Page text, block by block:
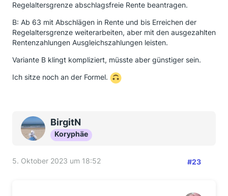
Regelaltersgrenze abschlagsfreie Rente beantragen.
B: Ab 63 mit Abschlägen in Rente und bis Erreichen der
Regelaltersgrenze weiterarbeiten, aber mit den ausgezahlten
Rentenzahlungen Ausgleichszahlungen leisten.
Variante B klingt kompliziert, müsste aber günstiger sein.
Ich sitze noch an der Formel.
BirgitN
Koryphäe
5. Oktober 2023 um 18:52 #23